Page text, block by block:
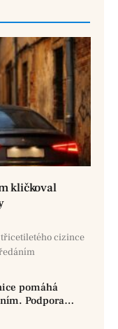
kličkoval
cizince
pomáhá
Podpora